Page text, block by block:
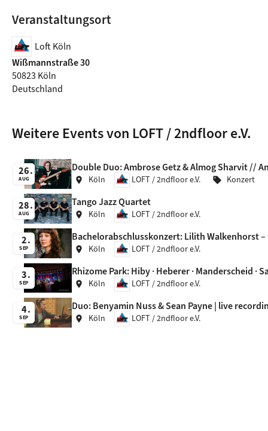
Veranstaltungsort
Loft Köln
Wißmannstraße 30
50823 Köln
Deutschland
Weitere Events von LOFT / 2ndfloor e.V.
26
AUG
Double Duo: Ambrose Getz & Almog Sharvit //
location_on Köln LOFT / 2ndfloor e.V. sell Konzert
28
AUG
Tango Jazz Quartet
location_on Köln LOFT / 2ndfloor e.V.
2
SEP
Bachelorabschlusskonzert: Lilith Walkenhorst –
location_on Köln LOFT / 2ndfloor e.V.
3
SEP
Rhizome Park: Hiby · Heberer · Manderscheid ·
location_on Köln LOFT / 2ndfloor e.V.
4
SEP
Duo: Benyamin Nuss & Sean Payne | live
location_on Köln LOFT / 2ndfloor e.V.